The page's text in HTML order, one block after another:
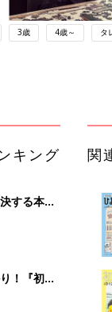
3歳 4歳～ タ
キング
する本
～2才
！『初め
頭大特
関